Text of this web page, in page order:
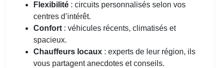
Flexibilité : circuits personnalisés selon vos
centres d’intérêt.
Confort : véhicules récents, climatisés et
spacieux.
Chauffeurs locaux : experts de leur région, ils
vous partagent anecdotes et conseils.